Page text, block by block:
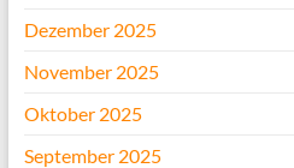
Dezember 2025
November 2025
Oktober 2025
September 2025